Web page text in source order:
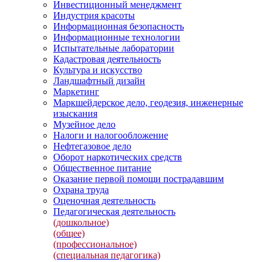
Инвестиционный менеджмент
Индустрия красоты
Информационная безопасность
Информационные технологии
Испытательные лаборатории
Кадастровая деятельность
Культура и искусство
Ландшафтный дизайн
Маркетинг
Маркшейдерское дело, геодезия, инженерные
изыскания
Музейное дело
Налоги и налогообложение
Нефтегазовое дело
Оборот наркотических средств
Общественное питание
Оказание первой помощи пострадавшим
Охрана труда
Оценочная деятельность
Педагогическая деятельность
(дошкольное)
(общее)
(профессиональное)
(специальная педагогика)